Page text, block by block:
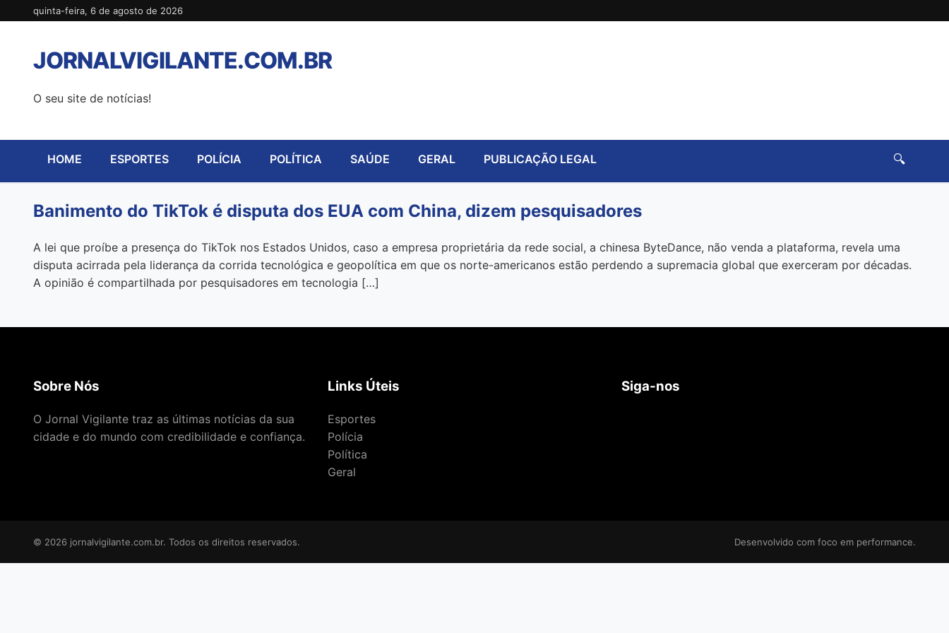
para
conteúdo
quinta-feira, 6 de agosto de 2026
JORNALVIGILANTE.COM.BR
O seu site de notícias!
HOME ESPORTES POLÍCIA POLÍTICA SAÚDE GERAL PUBLICAÇÃO LEGAL 🔍
Banimento do TikTok é disputa dos EUA com China, dizem pesquisadores
A lei que proíbe a presença do TikTok nos Estados Unidos, caso a empresa proprietária da rede social, a chinesa ByteDance, não venda a plataforma, revela uma
disputa acirrada pela liderança da corrida tecnológica e geopolítica em que os norte-americanos estão perdendo a supremacia global que exerceram por décadas.
A opinião é compartilhada por pesquisadores em tecnologia […]
Sobre Nós
O Jornal Vigilante traz as últimas notícias da sua
cidade e do mundo com credibilidade e confiança.
Links Úteis
Esportes
Polícia
Política
Geral
Siga-nos
© 2026 jornalvigilante.com.br. Todos os direitos reservados. Desenvolvido com foco em performance.